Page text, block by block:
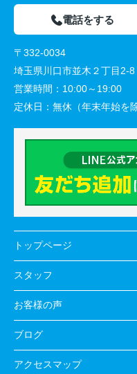
電話をする
〒332-0034
埼玉県川口市並木２丁目2-8
営業時間： 10:00～19:00
定休日： 無休（年末年始を
トップページ
スタッフ
お客様の声
ブログ
アクセスマップ